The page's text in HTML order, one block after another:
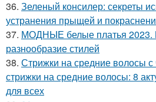
36. Зеленый консилер: секреты
устранения прыщей и
37. МОДНЫЕ белые платья 2023.
разнообразие стилей
38. Стрижки на средние волосы
стрижки на средние волосы: 8
для всех